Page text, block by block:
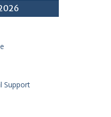
Support